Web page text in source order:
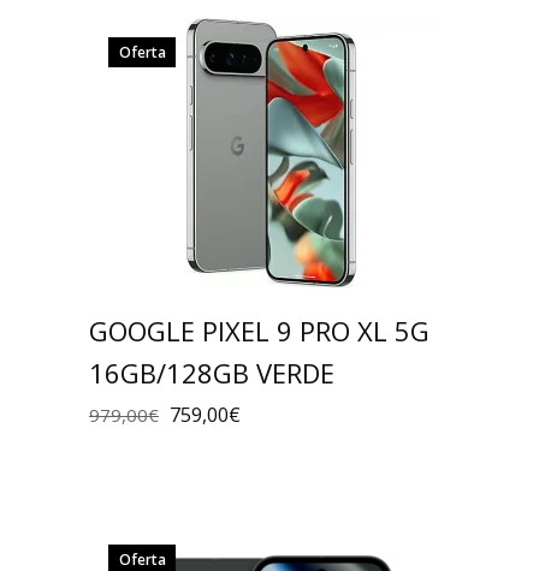
Oferta
GOOGLE PIXEL 9 PRO XL 5G
16GB/128GB VERDE
979,00€ 759,00€
Oferta